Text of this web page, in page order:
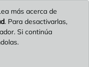
más acerca de
. Para desactivarlas,
Si continúa